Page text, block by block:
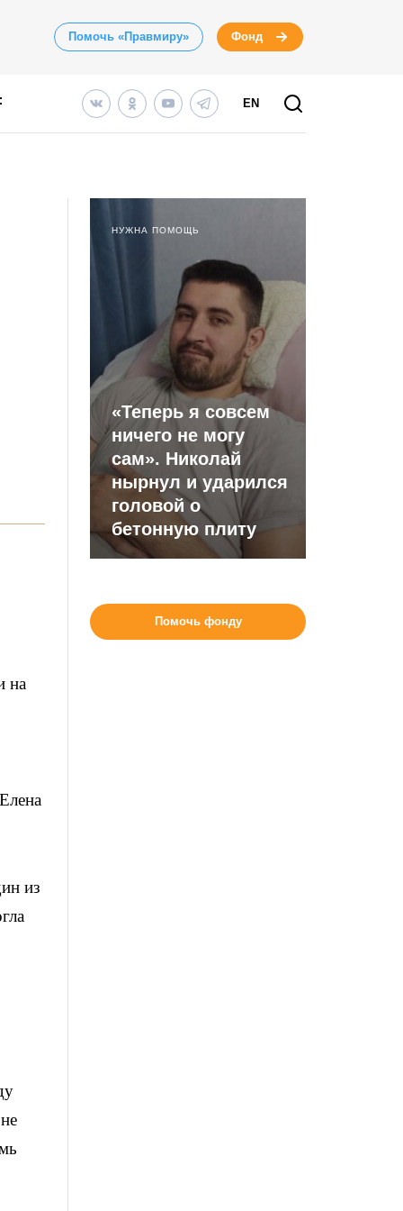
Помочь «Правмиру» Фонд
EN
на
из
НУЖНА ПОМОЩЬ
«Теперь я совсем
ничего не могу
сам». Николай
нырнул и ударился
головой о
бетонную плиту
Помочь фонду